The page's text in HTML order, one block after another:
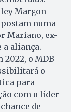
Margon
numa
Mariano, ex-
a aliança.
2022, o MDB
o
para
com o líder
de